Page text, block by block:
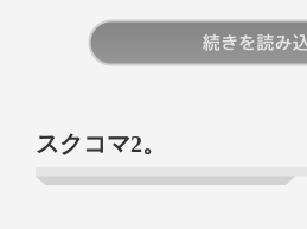
スクコマ2。